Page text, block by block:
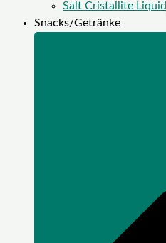
Salt Cristallite Liquid
Snacks/Getränke